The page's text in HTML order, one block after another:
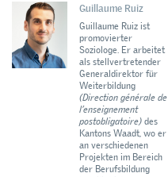
Guillaume Ruiz
Guillaume Ruiz ist
promovierter
Soziologe. Er arbeitet
als stellvertretender
Generaldirektor für
Weiterbildung
(Direction générale de
l’enseignement
postobligatoire)des
Kantons Waadt, wo er
an verschiedenen
Projekten im Bereich
der Berufsbildung